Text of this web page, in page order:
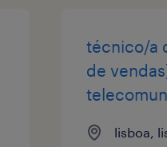
técnico/a
de
lisboa,